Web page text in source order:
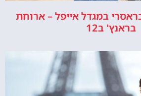
במגדל אייפל – ארוחת
בראנץ' ב12